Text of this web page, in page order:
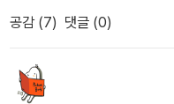
어 있었는데, 알고 보니 친구
공할 수 있을까? 소설의 제목이 『스페이스 보이』다. 원제목은 Sate
llite. 사전을 찾아보니 ‘위성’
기고 걷는 것조차 중력이 없
들게 배울 수 있었던 것처럼.
했다. 그리고 드디어! 이들은
로 돌아올 수 있었다. 약
공감 (7) 댓글 (0)